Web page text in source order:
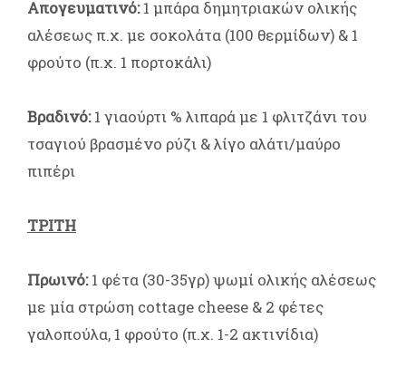
Απογευματινό:1 μπάρα δημητριακών ολικής
αλέσεως π.χ. με σοκολάτα (100 θερμίδων) & 1
φρούτο (π.χ. 1 πορτοκάλι)
Βραδινό:1 γιαούρτι % λιπαρά με 1 φλιτζάνι του
τσαγιού βρασμένο ρύζι & λίγο αλάτι/μαύρο
πιπέρι
ΤΡΙΤΗ
Πρωινό:1 φέτα (30-35γρ) ψωμί ολικής αλέσεως
με μία στρώση cottage cheese & 2 φέτες
γαλοπούλα, 1 φρούτο (π.χ. 1-2 ακτινίδια)